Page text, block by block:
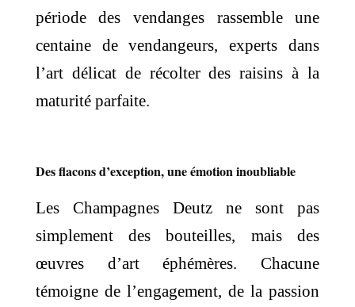
période des vendanges rassemble une
centaine de vendangeurs, experts dans
l’art délicat de récolter des raisins à la
maturité parfaite.
Des flacons d’exception, une émotion inoubliable
Les Champagnes Deutz ne sont pas
simplement des bouteilles, mais des
œuvres d’art éphémères. Chacune
témoigne de l’engagement, de la passion